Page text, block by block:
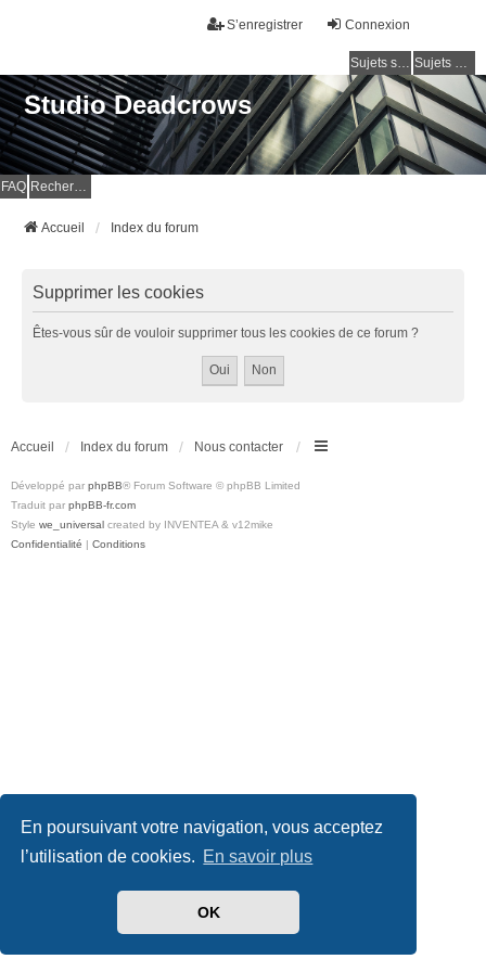
En poursuivant votre navigation, vous acceptez
l’utilisation de cookies. En savoir plus
OK
Connexion
S’enregistrer
Sujets sans réponse Sujets actifs
Studio Deadcrows
FAQ Rechercher
Accueil Index du forum
Supprimer les cookies
Êtes-vous sûr de vouloir supprimer tous les cookies de ce forum ?
Accueil Index du forum Nous contacter
Développé par phpBB® Forum Software © phpBB Limited
Traduit par phpBB-fr.com
Style we_universal created by INVENTEA & v12mike
Confidentialité | Conditions